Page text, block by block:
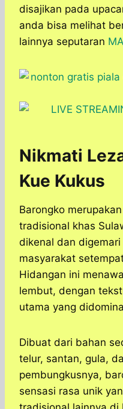
disajikan pada
anda bisa melihat
lainnya seputaran
Nikmati
Kue Kukus
Barongko
tradisional khas
dikenal dan
masyarakat
Hidangan ini
lembut, dengan
utama yang
Dibuat dari bahan
telur, santan, gula,
pembungkusnya,
sensasi rasa unik